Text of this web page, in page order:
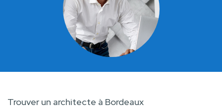
Trouver un architecte à Bordeaux